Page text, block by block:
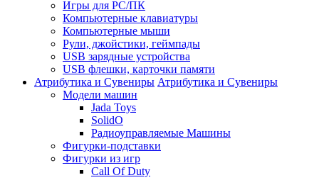
Игры для PC/ПК
Компьютерные клавиатуры
Компьютерные мыши
Рули, джойстики, геймпады
USB зарядные устройства
USB флешки, карточки памяти
Атрибутика и Сувениры Атрибутика и Сувениры
Модели машин
Jada Toys
SolidO
Радиоуправляемые Машины
Фигурки-подставки
Фигурки из игр
Call Of Duty